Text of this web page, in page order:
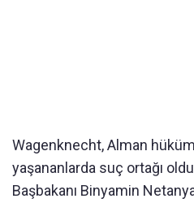
Wagenknecht, Alman
yaşananlarda suç ortağı
Başbakanı Binyamin